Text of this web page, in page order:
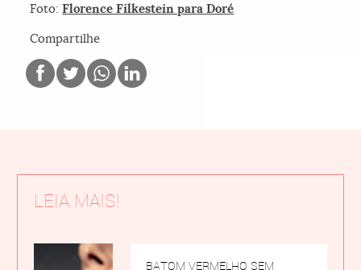
Foto:Florence Filkestein para Doré
Compartilhe
LEIA MAIS!
BATOM VERMELHO SEM